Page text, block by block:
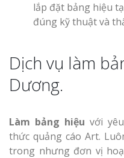
lắp đặt bảng hiệu
đúng kỹ thuật và
Dịch vụ làm
Dương.
Làm bảng hiệu với
thức quảng cáo Art.
trong nhưng đơn vị